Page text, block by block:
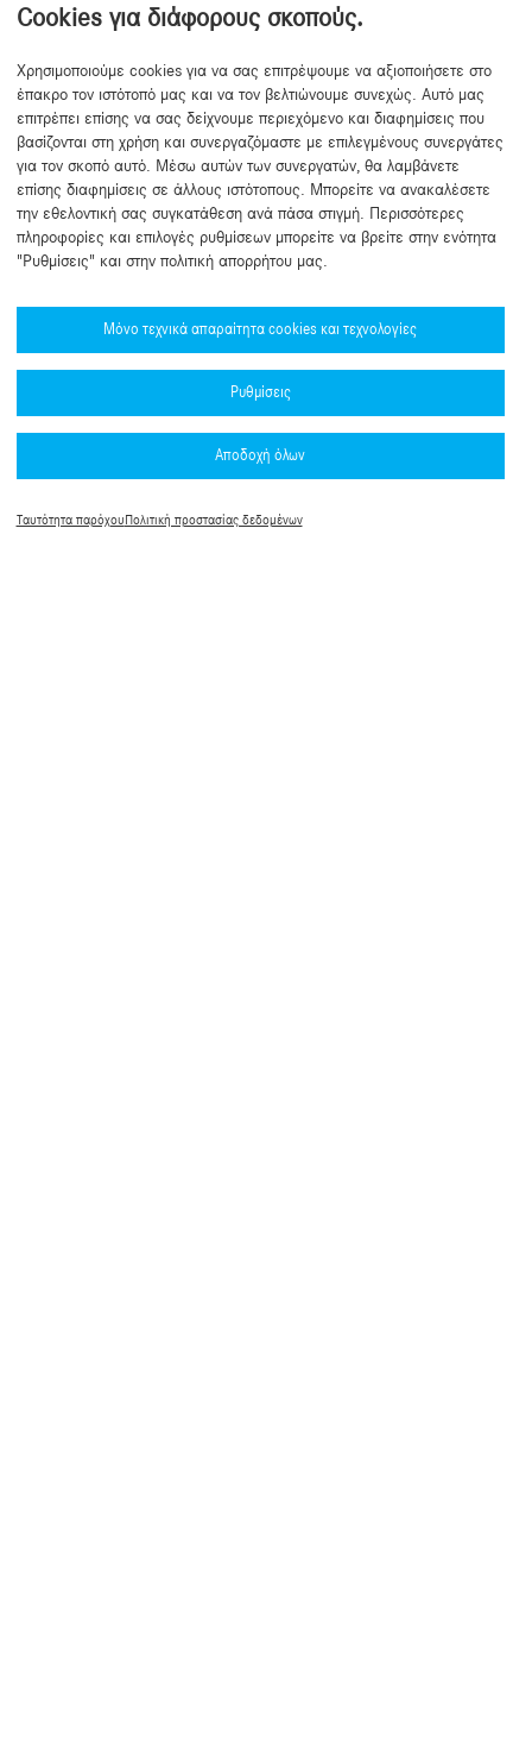
Cookies για διάφορους σκοπούς.
Χρησιμοποιούμε cookies για να σας επιτρέψουμε να αξιοποιήσετε στο
έπακρο τον ιστότοπό μας και να τον βελτιώνουμε συνεχώς. Αυτό μας
επιτρέπει επίσης να σας δείχνουμε περιεχόμενο και διαφημίσεις που
βασίζονται στη χρήση και συνεργαζόμαστε με επιλεγμένους συνεργάτες
για τον σκοπό αυτό. Μέσω αυτών των συνεργατών, θα λαμβάνετε
επίσης διαφημίσεις σε άλλους ιστότοπους. Μπορείτε να ανακαλέσετε
την εθελοντική σας συγκατάθεση ανά πάσα στιγμή. Περισσότερες
πληροφορίες και επιλογές ρυθμίσεων μπορείτε να βρείτε στην ενότητα
"Ρυθμίσεις" και στην πολιτική απορρήτου μας.
Μόνο τεχνικά απαραίτητα cookies και τεχνολογίες
Ρυθμίσεις
Αποδοχή όλων
Ταυτότητα παρόχουΠολιτική προστασίας δεδομένων
Επιστροφή στην αρχή
Χρειάζεσαι βοήθεια;
Mercedes-Benz Global Training
Ειδήσεις
Πληκτρολογήστε αριθμούς έγκρισης (PDF)
Οδηγό MFA
Όροι χρήσης για Mercedes-Benz B2B Connect